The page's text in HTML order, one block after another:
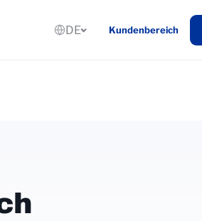
DE Kundenbereich